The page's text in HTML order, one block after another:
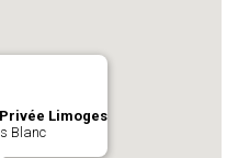
Limoges
Blanc